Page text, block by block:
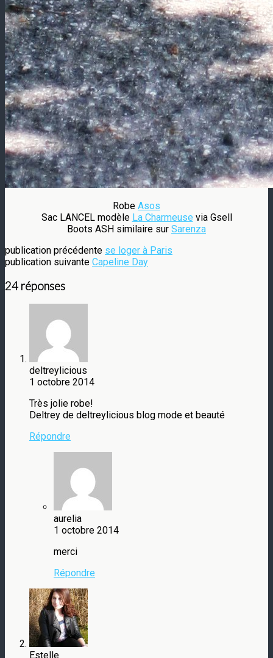
Robe Asos
Sac LANCEL modèle La Charmeuse via Gsell
Boots ASH similaire sur Sarenza
publication précédente se loger à Paris
publication suivante Capeline Day
24 réponses
deltreylicious
1 octobre 2014
Très jolie robe!
Deltrey de deltreylicious blog mode et beauté
Répondre
aurelia
1 octobre 2014
merci
Répondre
Estelle